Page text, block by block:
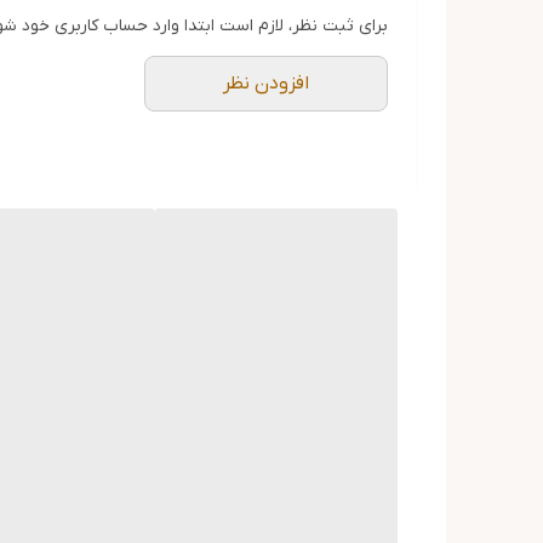
برای ثبت نظر، لازم است ابتدا وارد حساب کاربری خود
افزودن نظر